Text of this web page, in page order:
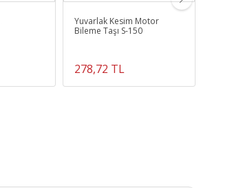
Yuvarlak Kesim Motor
Bileme Taşı S-150
278,72 TL